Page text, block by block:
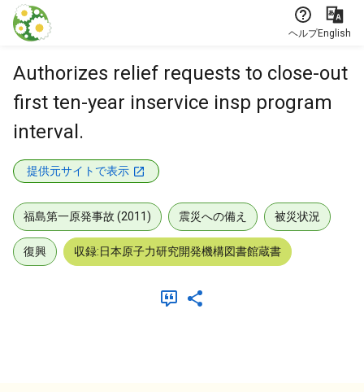
本文に飛ぶ
ヘルプEnglish
Authorizes relief requests to close-out
first ten-year inservice insp program
interval.
提供元サイトで表示
福島第一原発事故 (2011) 震災への備え 被災状況
復興 収録:日本原子力研究開発機構図書館蔵書